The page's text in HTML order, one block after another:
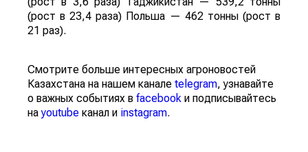
(рост в 23,4 раза) Польша — 462 тонны (рост в
21 раз).
Смотрите больше интересных агроновостей
Казахстана на нашем канале telegram, узнавайте
о важных событиях в facebook и подписывайтесь
наyoutube канал и instagram.